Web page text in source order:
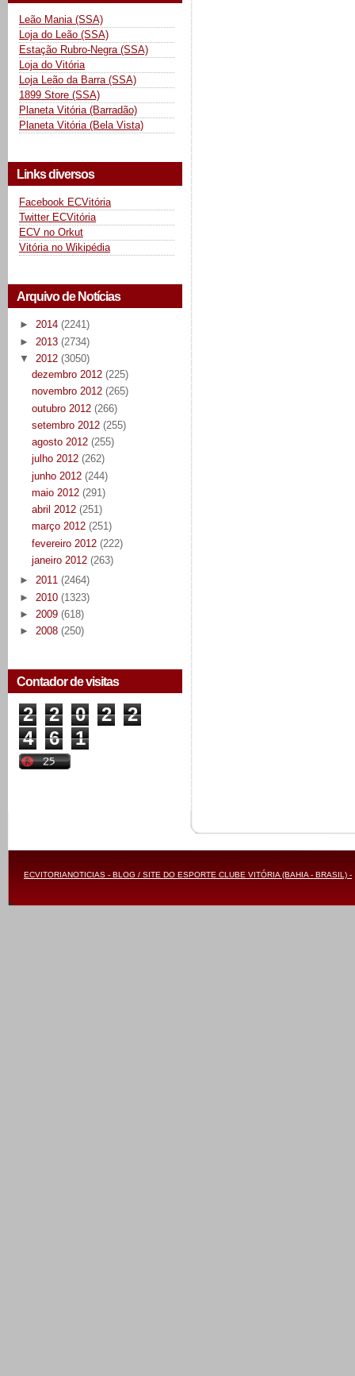
Leão Mania (SSA)
Loja do Leão (SSA)
Estação Rubro-Negra (SSA)
Loja do Vitória
Loja Leão da Barra (SSA)
1899 Store (SSA)
Planeta Vitória (Barradão)
Planeta Vitória (Bela Vista)
Links diversos
Facebook ECVitória
Twitter ECVitória
ECV no Orkut
Vitória no Wikipédia
Arquivo de Notícias
► 2014 (2241)
► 2013 (2734)
▼ 2012 (3050)
dezembro 2012 (225)
novembro 2012 (265)
outubro 2012 (266)
setembro 2012 (255)
agosto 2012 (255)
julho 2012 (262)
junho 2012 (244)
maio 2012 (291)
abril 2012 (251)
março 2012 (251)
fevereiro 2012 (222)
janeiro 2012 (263)
► 2011 (2464)
► 2010 (1323)
► 2009 (618)
► 2008 (250)
Contador de visitas
2 2 0 2
2
4
6 1
ECVITORIANOTICIAS - BLOG / SITE DO ESPORTE CLUBE VITÓRIA (BAHIA - BRASIL) -